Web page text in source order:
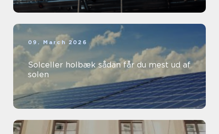
09. March 2026
Solceller holbæk sådan får du mest ud af
solen